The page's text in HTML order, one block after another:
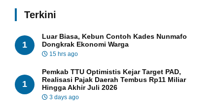
Terkini
1
Luar Biasa, Kebun Contoh Kades Nunmafo
Dongkrak Ekonomi Warga
15 hrs ago
1
Pemkab TTU Optimistis Kejar Target PAD,
Realisasi Pajak Daerah Tembus Rp11 Miliar
Hingga Akhir Juli 2026
3 days ago